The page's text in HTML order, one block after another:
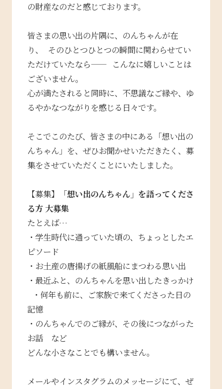
の財産なのだと感じております。
皆さまの思い出の片隅に、のんちゃんが在
り、 そのひとつひとつの瞬間に関わらせてい
ただけていたなら—— こんなに嬉しいことは
ございません。
心が満たされると同時に、不思議なご縁や、ゆ
るやかなつながりを感じる日々です。
そこでこのたび、皆さまの中にある「想い出の
んちゃん」を、ぜひお聞かせいただきたく、募
集をさせていただくことにいたしました。
【募集】
「想い出のんちゃん」を語ってくださ
る方 大募集
たとえば…
・学生時代に通っていた頃の、ちょっとしたエ
ピソード
・お土産の唐揚げの紙風船にまつわる思い出
・最近ふと、のんちゃんを思い出したきっかけ
・何年も前に、ご家族で来てくださった日の
記憶
・のんちゃんでのご縁が、その後につながった
お話 など
どんな小さなことでも構いません。
メールやインスタグラムのメッセージにて、ぜ